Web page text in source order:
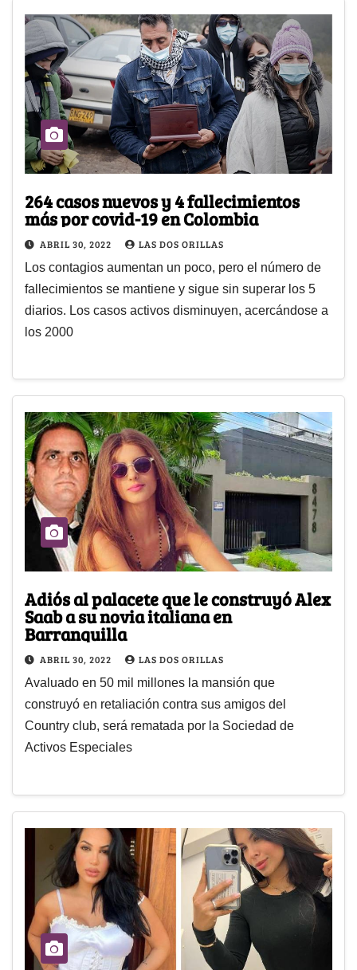
264 casos nuevos y 4 fallecimientos
más por covid-19 en Colombia
ABRIL 30, 2022 LAS DOS ORILLAS
Los contagios aumentan un poco, pero el número de
fallecimientos se mantiene y sigue sin superar los 5
diarios. Los casos activos disminuyen, acercándose a
los 2000
Adiós al palacete que le construyó Alex
Saab a su novia italiana en
Barranquilla
ABRIL 30, 2022 LAS DOS ORILLAS
Avaluado en 50 mil millones la mansión que
construyó en retaliación contra sus amigos del
Country club, será rematada por la Sociedad de
Activos Especiales